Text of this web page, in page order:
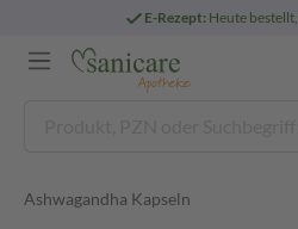
E-Rezept: Heute bestellt,
Ashwagandha Kapseln